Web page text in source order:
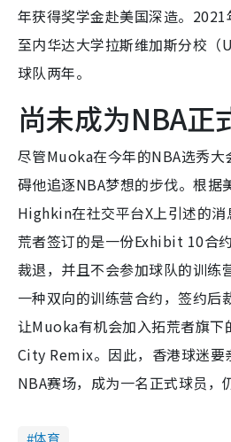
年获得奖学金赴美国深造。
至内华达大学拉斯维加斯分校（
球队两年。
尚未成为NBA正
尽管Muoka在今年的NBA选秀大
碍他追逐NBA梦想的步伐。根据
Highkin在社交平台X上引述的
荒者签订的是一份Exhibit 10合
裁退，并且不会参加球队的训
一种双向的训练营合约，签约后
让Muoka有机会加入拓荒者旗
City Remix。因此，香港球迷要
NBA赛场，成为一名正式球员，